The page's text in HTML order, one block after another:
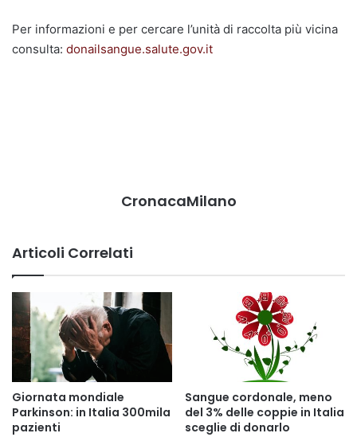
Per informazioni e per cercare l’unità di raccolta più vicina
consulta: donailsangue.salute.gov.it
CronacaMilano
Articoli Correlati
Giornata mondiale
Parkinson: in Italia 300mila
pazienti
Sangue cordonale, meno
del 3% delle coppie in Italia
sceglie di donarlo